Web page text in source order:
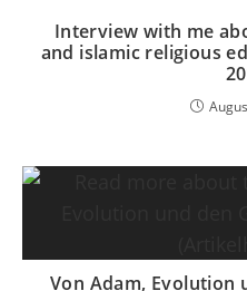
Interview with me
and islamic religious
Von Adam, Evolution